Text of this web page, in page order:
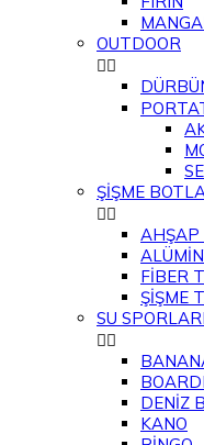
OUTDOOR

ŞİŞME

AHŞAP
FİBER
ŞİŞME
SU SPORLARI

DENİZ
KANO